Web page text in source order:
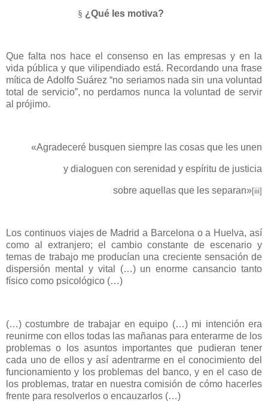
§ ¿Qué les motiva?
Que falta nos hace el consenso en las empresas y en la
vida pública y que vilipendiado está. Recordando una frase
mítica de Adolfo Suárez “no seriamos nada sin una voluntad
total de servicio”, no perdamos nunca la voluntad de servir
al prójimo.
«Agradeceré busquen siempre las cosas que les unen
y dialoguen con serenidad y espíritu de justicia
sobre aquellas que les separan»[iii]
Los continuos viajes de Madrid a Barcelona o a Huelva, así
como al extranjero; el cambio constante de escenario y
temas de trabajo me producían una creciente sensación de
dispersión mental y vital (…) un enorme cansancio tanto
físico como psicológico (…)
(…) costumbre de trabajar en equipo (…) mi intención era
reunirme con ellos todas las mañanas para enterarme de los
problemas o los asuntos importantes que pudieran tener
cada uno de ellos y así adentrarme en el conocimiento del
funcionamiento y los problemas del banco, y en el caso de
los problemas, tratar en nuestra comisión de cómo hacerles
frente para resolverlos o encauzarlos (…)